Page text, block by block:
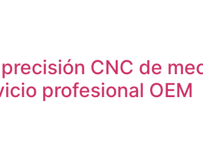
CNC de
profesional OEM